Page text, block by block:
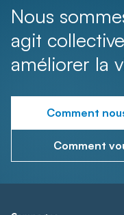
Nous
agit
améliorer la
Comment
Comment